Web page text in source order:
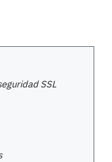
SSL